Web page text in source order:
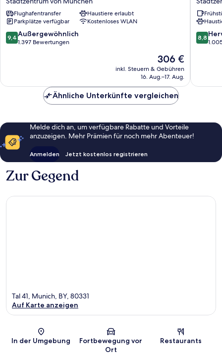
Stadtzentrum
von
München
Flughafentransfer
Haustiere erlaubt
Parkplätze verfügbar
Kostenloses WLAN
9.4
von
9,4 Außergewöhnlich
1.397 Bewertungen
Der
Preis
beträgt
306 €
inkl. Steuern & Gebühren
16. Aug.–17. Aug.
von
8.8
von
8,8
Ähnliche Unterkünfte vergleichen
Melde dich an, um verfügbare Rabatte und Vorteile
anzuzeigen. Mehr Prämien für noch mehr Abenteuer!
Anmelden Jetzt kostenlos registrieren
Zur Gegend
Karte
Tal 41, Munich, BY, 80331
Auf Karte anzeigen
In der Umgebung
Fortbewegung vor
Ort
Restaurants